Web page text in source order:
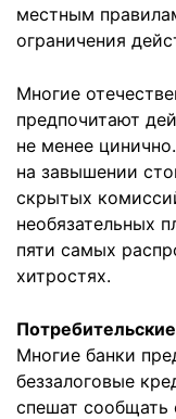
местным
ограничения
Многие
предпочитают
не менее
на завышении
скрытых
необязательных
пяти самых
хитростях.
Многие банки
беззалоговые
спешат